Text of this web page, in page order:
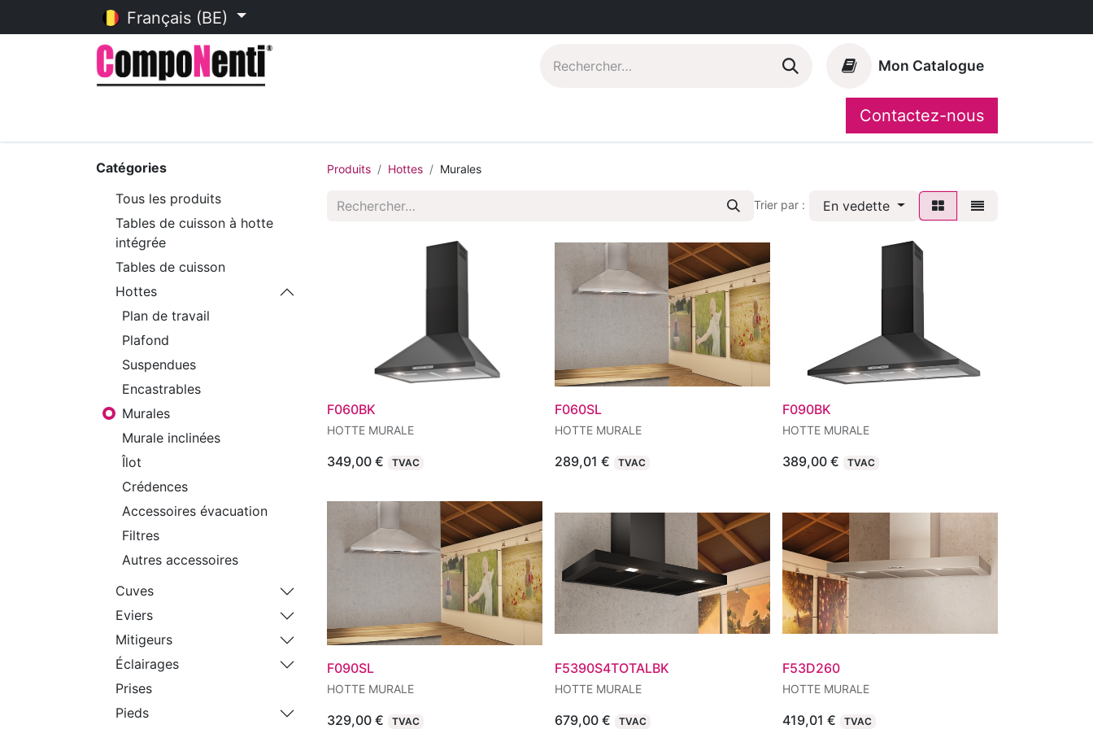
Français (BE)
Mon Catalogue
CompoShop
Contactez-nous
Catégories
Tous les produits
Tables de cuisson à hotte
intégrée
Tables de cuisson
Hottes
Plan de travail
Plafond
Suspendues
Encastrables
Murales
Murale inclinées
Îlot
Crédences
Accessoires évacuation
Filtres
Autres accessoires
Cuves
Eviers
Mitigeurs
Éclairages
Prises
Pieds
Produits Hottes Murales
Trier par : En vedette
F060BK
HOTTE MURALE
349,00 € TVAC
F060SL
HOTTE MURALE
289,01 € TVAC
F090BK
HOTTE MURALE
389,00 € TVAC
F090SL
HOTTE MURALE
329,00 € TVAC
F5390S4TOTALBK
HOTTE MURALE
679,00 € TVAC
F53D260
HOTTE MURALE
419,01 € TVAC